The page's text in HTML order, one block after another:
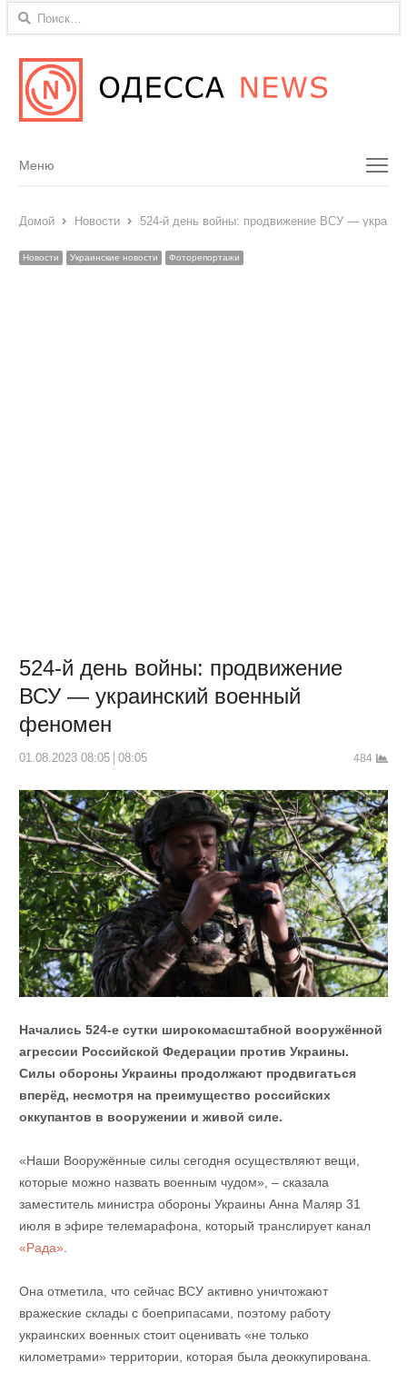
Найти:
Menu
Меню
Домой Новости 524-й день войны: продвижение ВСУ —
Новости Украинские новости Фоторепортажи
524-й день войны: продвижение
ВСУ — украинский военный
феномен
01.08.2023 08:05 08:05 484
Начались 524-е сутки широкомасштабной вооружённой
агрессии Российской Федерации против Украины.
Силы обороны Украины продолжают продвигаться
вперёд, несмотря на преимущество российских
оккупантов в вооружении и живой силе.
«Наши Вооружённые силы сегодня осуществляют вещи,
которые можно назвать военным чудом», – сказала
заместитель министра обороны Украины Анна Маляр 31
июля в эфире телемарафона, который транслирует канал
«Рада».
Она отметила, что сейчас ВСУ активно уничтожают
вражеские склады с боеприпасами, поэтому работу
украинских военных стоит оценивать «не только
километрами» территории, которая была деоккупирована.